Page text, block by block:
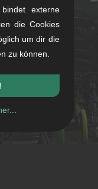
externe
die Cookies
um dir die
zu können.